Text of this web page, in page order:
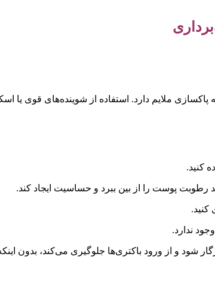
ملایم دارد. استفاده از شوینده‌های قوی یا
کنید.
پوست را از بین ببرد و حساسیت ایجاد کند.
کنید.
ندارد.
و از ورود باکتری‌ها جلوگیری می‌کند، بدون